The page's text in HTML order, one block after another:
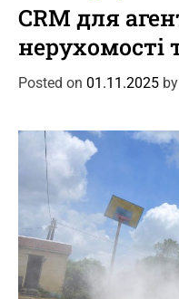
a
t
e
g
i
CRM для
нерухомості
клієнтів
Posted on 01.11.2025 by